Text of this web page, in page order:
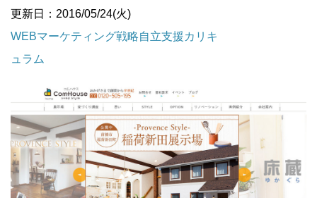
更新日：2016/05/24(火)
WEBマーケティング戦略自立支援カリキ
ュラム